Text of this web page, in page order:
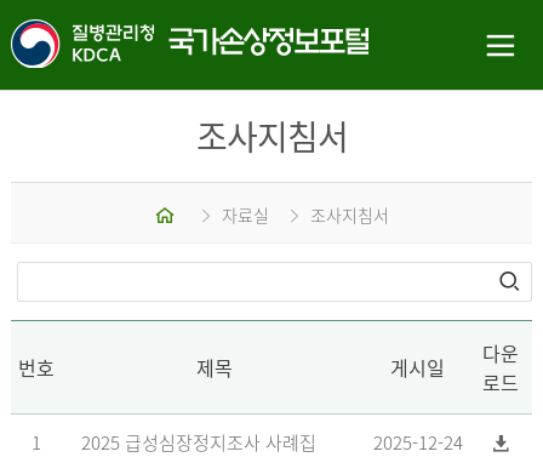
조사지침서
홈 자료실 조사지침서
번호 제목 게시일
다운
로드
1 2025 급성심장정지조사 사례집 2025-12-24